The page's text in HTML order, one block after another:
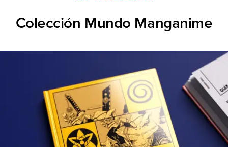
Colección Mundo Manganime